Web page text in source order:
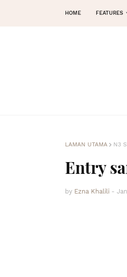
HOME FEATURES
LAMAN UTAMA N3
Entry
by Ezna Khalili -